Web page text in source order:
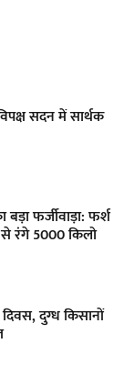
सदन में सार्थक
फर्जीवाड़ा: फर्श
रंगे 5000 किलो
दुग्ध किसानों